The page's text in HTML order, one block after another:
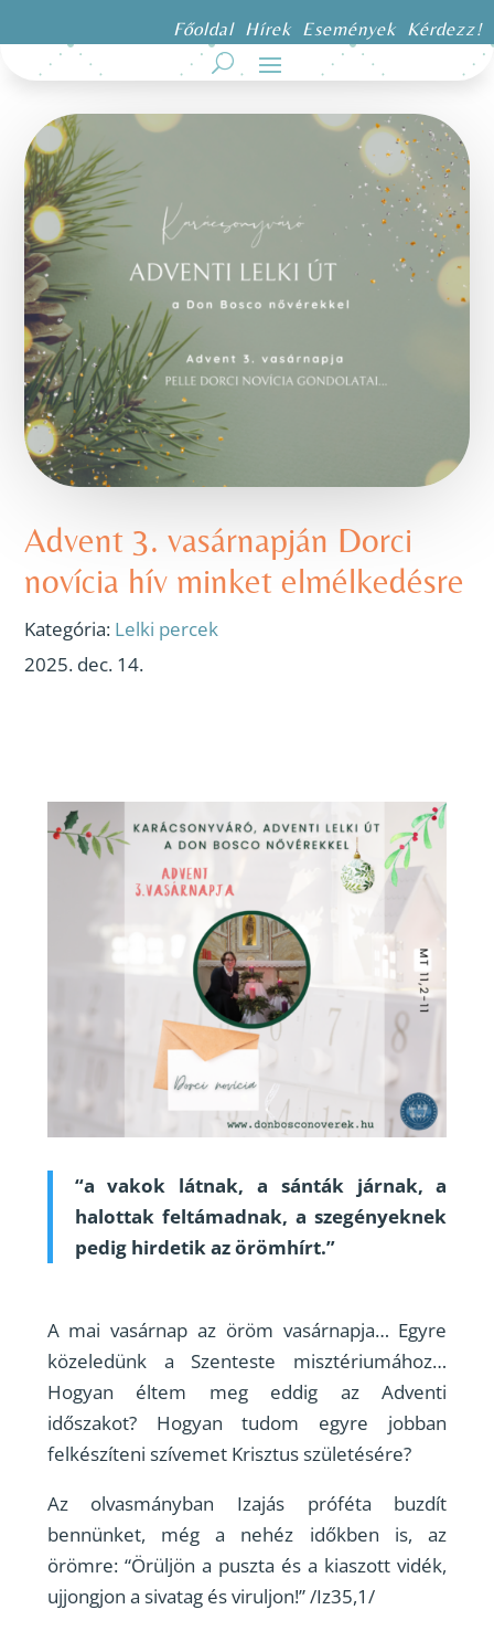
Főoldal Hírek Események Kérdezz!
Advent 3. vasárnapján Dorci
novícia hív minket elmélkedésre
Kategória: Lelki percek
2025. dec. 14.
“a vakok látnak, a sánták járnak, a
halottak feltámadnak, a szegényeknek
pedig hirdetik az örömhírt.”
A mai vasárnap az öröm vasárnapja… Egyre
közeledünk a Szenteste misztériumához…
Hogyan éltem meg eddig az Adventi
időszakot? Hogyan tudom egyre jobban
felkészíteni szívemet Krisztus születésére?
Az olvasmányban Izajás próféta buzdít
bennünket, még a nehéz időkben is, az
örömre: “Örüljön a puszta és a kiaszott vidék,
ujjongjon a sivatag és viruljon!” /Iz35,1/